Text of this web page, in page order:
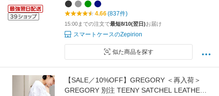
無料 zepirion
4.66(837件)
15:00までの注文で最短8/10(翌日)お届け
スマートケースのZepirion
似た商品を探す
【SALE／10%OFF】GREGORY ＜再入荷＞
GREGORY 別注 TEENY SATCHEL LEATHER